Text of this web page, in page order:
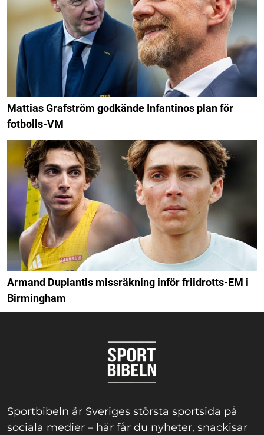
Mattias Grafström godkände Infantinos plan för
fotbolls-VM
Armand Duplantis missräkning inför friidrotts-EM i
Birmingham
Sportbibeln är Sveriges största sportsida på
sociala medier – här får du nyheter, snackisar